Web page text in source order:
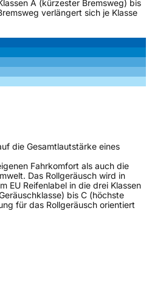
A (kürzester Bremsweg) bis
verlängert sich je Klasse
die Gesamtlautstärke eines
Fahrkomfort als auch die
Das Rollgeräusch wird in
EU Reifenlabel in die drei Klassen
bis C (höchste
für das Rollgeräusch orientiert